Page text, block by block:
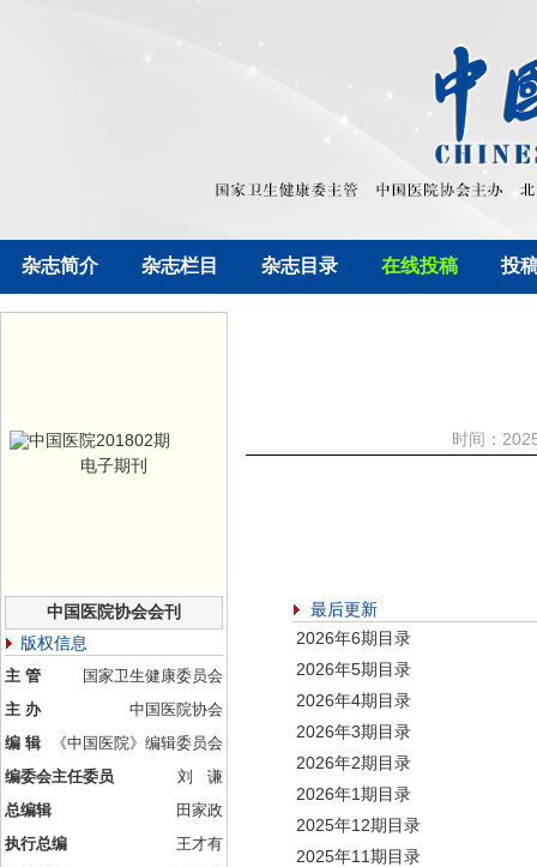
杂志简介 杂志栏目 杂志目录 在线投稿 投
电子期刊
中国医院协会会刊
版权信息
主 管
国家卫生健康委员会
主 办
中国医院协会
编 辑
《中国医院》编辑委员会
编委会主任委员
刘 谦
总编辑
田家政
执行总编
王才有
时间：
最后更新
2026年6期目录
2026年5期目录
2026年4期目录
2026年3期目录
2026年2期目录
2026年1期目录
2025年12期目录
2025年11期目录